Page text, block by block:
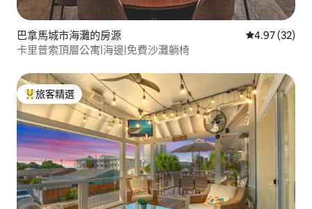
巴拿馬城市海灘的房源 從 32 則評價
4.97 (32)
卡里普索頂層公寓|海邊|免費沙灘躺椅
旅客精選榜首
旅客精選